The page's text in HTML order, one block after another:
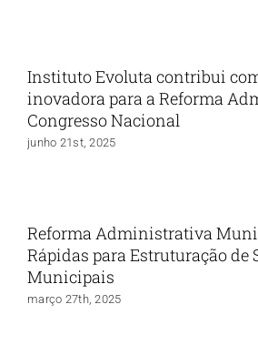
Instituto Evoluta contribui
inovadora para a Reforma
Congresso Nacional
junho 21st, 2025
Reforma Administrativa
Rápidas para Estruturação de
Municipais
março 27th, 2025